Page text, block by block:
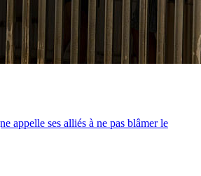
appelle ses alliés à ne pas blâmer le